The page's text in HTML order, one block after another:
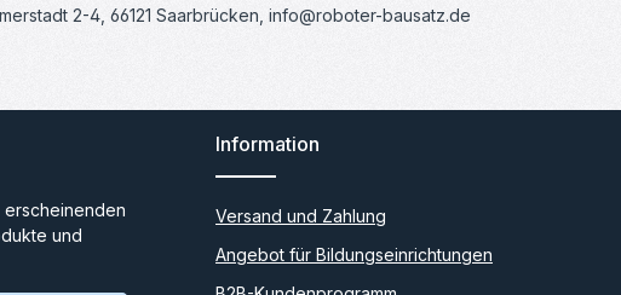
2-4, 66121 Saarbrücken, info@roboter-bausatz.de
und
Information
Versand und Zahlung
Angebot für Bildungseinrichtungen